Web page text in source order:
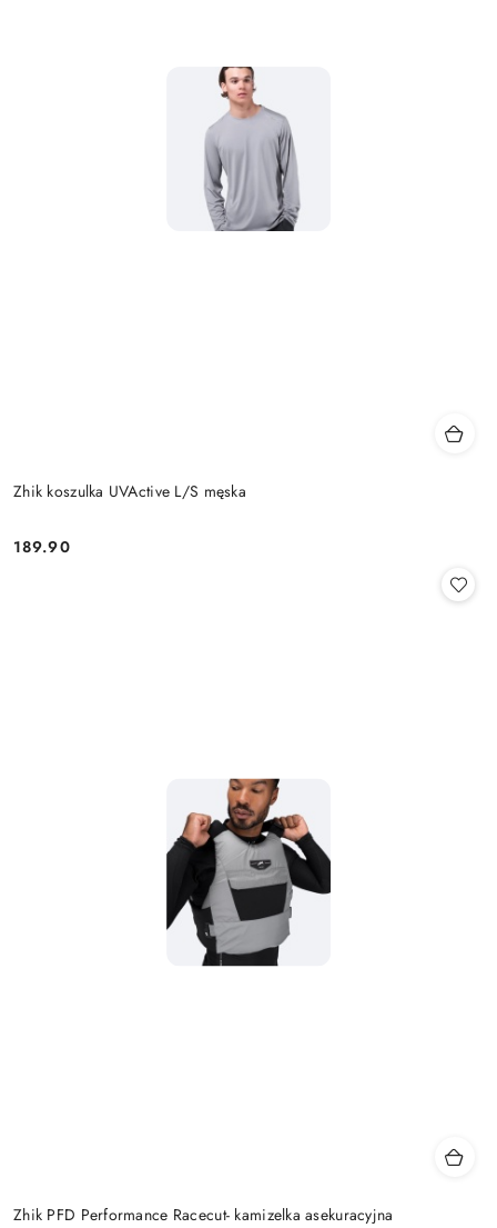
Zhik koszulka UVActive L/S męska
Cena:
189.90
Zhik PFD Performance Racecut- kamizelka asekuracyjna